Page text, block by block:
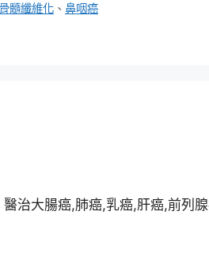
骨髓纖維化 、 鼻咽癌
治大腸癌,肺癌,乳癌,肝癌,前列